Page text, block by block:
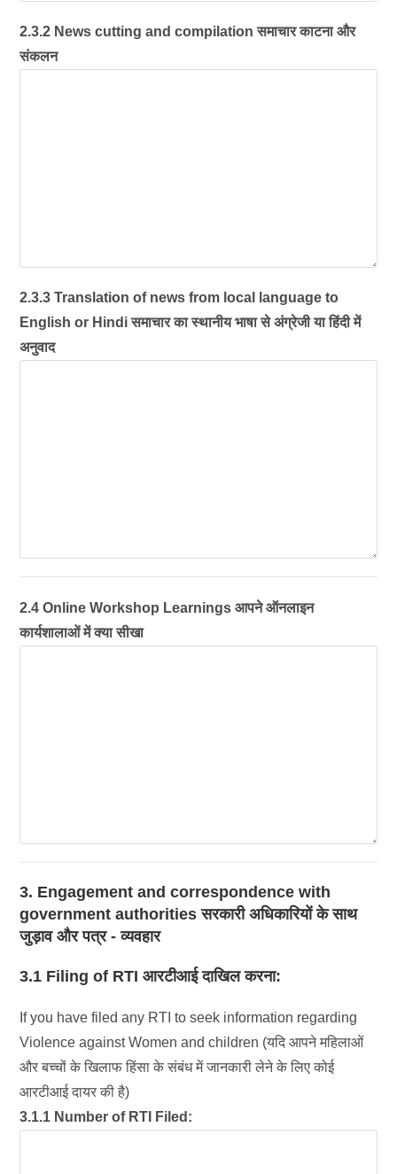
2.3.2 News cutting and compilation समाचार काटना और
संकलन
2.3.3 Translation of news from local language to
English or Hindi समाचार का स्थानीय भाषा से अंग्रेजी या हिंदी में
अनुवाद
2.4 Online Workshop Learnings आपने ऑनलाइन
कार्यशालाओं में क्या सीखा
3. Engagement and correspondence with
government authorities सरकारी अधिकारियों के साथ
जुड़ाव और पत्र - व्यवहार
3.1 Filing of RTI आरटीआई दाखिल करना:
If you have filed any RTI to seek information regarding
Violence against Women and children (यदि आपने महिलाओं
और बच्चों के खिलाफ हिंसा के संबंध में जानकारी लेने के लिए कोई
आरटीआई दायर की है)
3.1.1 Number of RTI Filed: